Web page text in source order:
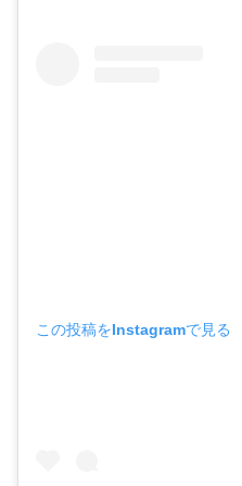
この投稿をInstagramで見る